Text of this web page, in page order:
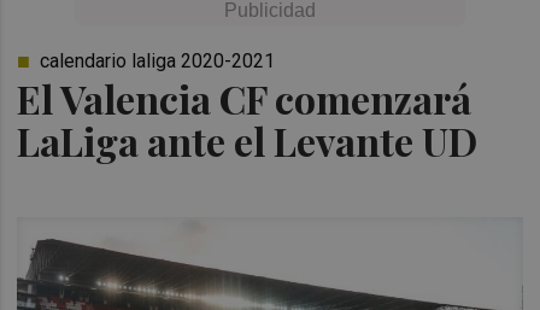
El Valencia CF comenzará
LaLiga ante el Levante UD
calendario laliga 2020-2021